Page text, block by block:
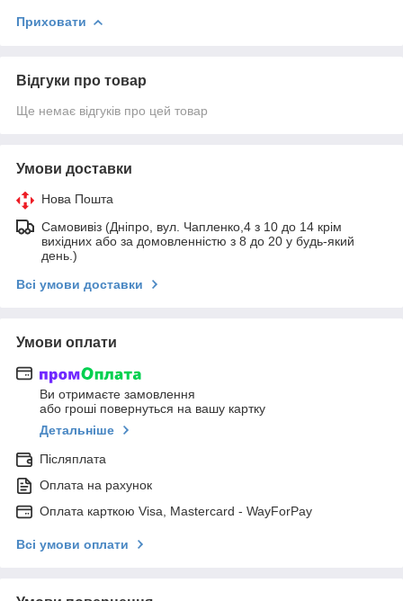
Приховати
Відгуки про товар
Ще немає відгуків про цей товар
Умови доставки
Нова Пошта
Самовивіз (Дніпро, вул. Чапленко,4 з 10 до 14 крім
вихідних або за домовленністю з 8 до 20 у будь-який
день.)
Всі умови доставки
Умови оплати
Ви отримаєте замовлення
або гроші повернуться на вашу картку
Детальніше
Післяплата
Оплата на рахунок
Оплата карткою Visa, Mastercard - WayForPay
Всі умови оплати